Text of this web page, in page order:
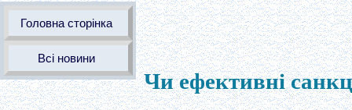
Головна сторінка
Всі новини
Чи ефективні